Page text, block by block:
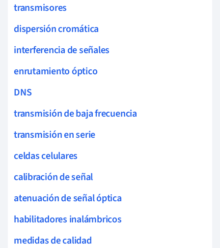
transmisores
dispersión cromática
interferencia de señales
enrutamiento óptico
DNS
transmisión de baja frecuencia
transmisión en serie
celdas celulares
calibración de señal
atenuación de señal óptica
habilitadores inalámbricos
medidas de calidad